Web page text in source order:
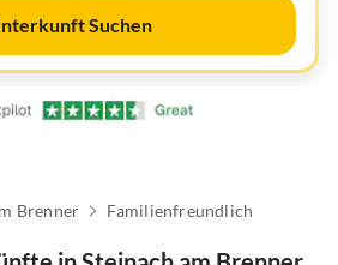
Suchen
Brenner Familienfreundlich